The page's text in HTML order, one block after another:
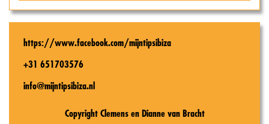
https://www.facebook.com/mijntipsibiza
+31 651703576
info@mijntipsibiza.nl
Copyright Clemens en Dianne van Bracht